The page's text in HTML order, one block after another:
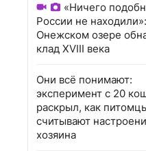
«Ничего
России не
Онежском озере
клад XVIII века
Они всё понимают:
эксперимент с 20
раскрыл, как
считывают
хозяина